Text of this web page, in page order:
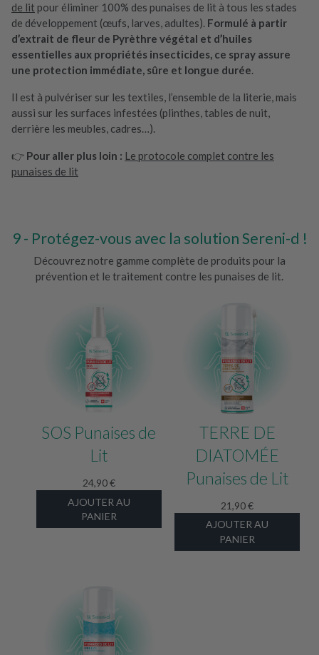
de lit pour éliminer 100% des punaises de lit à tous les stades
de développement (œufs, larves, adultes). Formulé à partir
d’extrait de fleur de Pyrèthre végétal et d’huiles
essentielles aux propriétés insecticides, ce spray assure
une protection immédiate, sûre et longue durée.
Il est à pulvériser sur les textiles, l’ensemble de la literie, mais
aussi sur les surfaces infestées (plinthes, tables de nuit,
derrière les meubles, cadres…).
👉 Pour aller plus loin : Le protocole complet contre les
punaises de lit
Protégez-vous avec la solution Sereni-d !
Découvrez notre gamme complète de produits pour la
prévention et le traitement contre les punaises de lit.
SOS Punaises de
Lit
24,90€
AJOUTER AU
PANIER
TERRE DE
DIATOMÉE
Punaises de Lit
21,90€
AJOUTER AU
PANIER